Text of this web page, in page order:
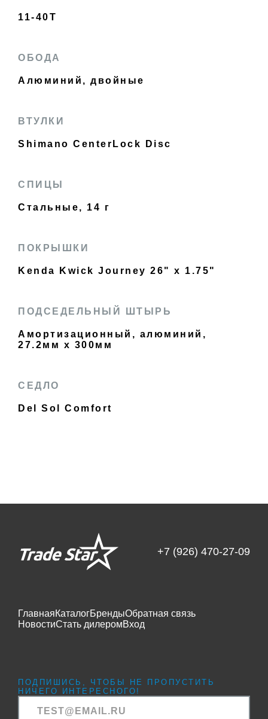
11-40T
ОБОДА
Алюминий, двойные
ВТУЛКИ
Shimano CenterLock Disc
СПИЦЫ
Стальные, 14 г
ПОКРЫШКИ
Kenda Kwick Journey 26" x 1.75"
ПОДСЕДЕЛЬНЫЙ ШТЫРЬ
Амортизационный, алюминий,
27.2мм x 300мм
СЕДЛО
Del Sol Comfort
+7 (926) 470-27-09
ГлавнаяКаталогБрендыОбратная связь
НовостиСтать дилеромВход
ПОДПИШИСЬ, ЧТОБЫ НЕ ПРОПУСТИТЬ
НИЧЕГО ИНТЕРЕСНОГО!